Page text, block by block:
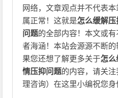
网络，文章观点并不代表
属正常！这就是怎么缓解
问题的全部内容！本文或
者海涵！本站会源源不断
果您还想了解更多关于怎
情压抑问题的内容，请关
理咨询）在这里小编祝您身